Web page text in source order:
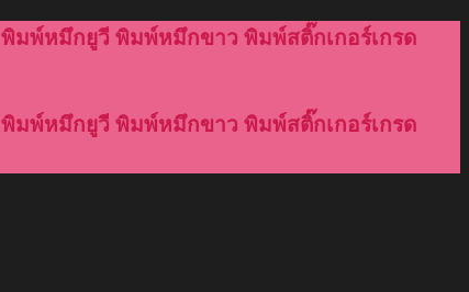
พิมพ์หมึกยูวี พิมพ์หมึกขาว พิมพ์สติ๊กเกอร์เกรด
พิมพ์หมึกยูวี พิมพ์หมึกขาว พิมพ์สติ๊กเกอร์เกรด